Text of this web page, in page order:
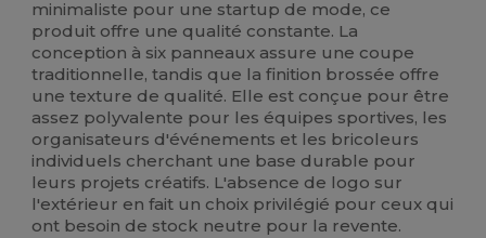
minimaliste pour une startup de mode, ce
produit offre une qualité constante. La
conception à six panneaux assure une coupe
traditionnelle, tandis que la finition brossée offre
une texture de qualité. Elle est conçue pour être
assez polyvalente pour les équipes sportives, les
organisateurs d'événements et les bricoleurs
individuels cherchant une base durable pour
leurs projets créatifs. L'absence de logo sur
l'extérieur en fait un choix privilégié pour ceux qui
ont besoin de stock neutre pour la revente.